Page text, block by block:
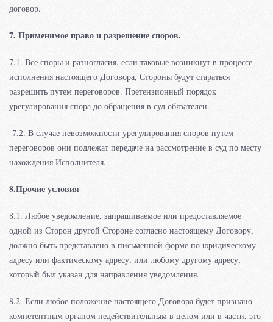
договор.
7. Применимое право и разрешение споров.
7.1. Все споры и разногласия, если таковые возникнут в процессе
исполнения настоящего Договора, Стороны будут стараться
разрешить путем переговоров. Претензионный порядок
урегулирования спора до обращения в суд обязателен.
7.2. В случае невозможности урегулирования споров путем
переговоров они подлежат передаче на рассмотрение в суд по месту
нахождения Исполнителя.
8.Прочие условия
8.1. Любое уведомление, запрашиваемое или предоставляемое
одной из Сторон другой Стороне согласно настоящему Договору,
должно быть представлено в письменной форме по юридическому
адресу или фактическому адресу, или любому другому адресу,
который был указан для направления уведомления.
8.2. Если любое положение настоящего Договора будет признано
компетентным органом недействительным в целом или в части, это